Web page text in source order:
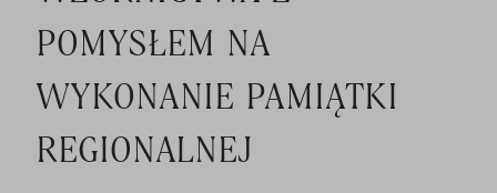
POMYSŁEM NA
WYKONANIE PAMIĄTKI
REGIONALNEJ